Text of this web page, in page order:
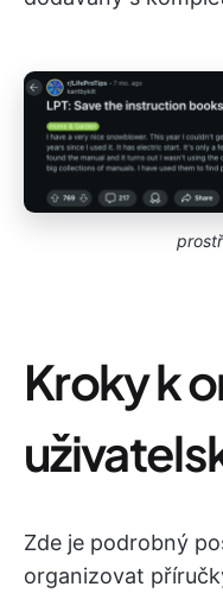
Kroky k
Zde je podrobný
organizovat